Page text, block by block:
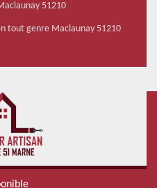
51210
tout genre Maclaunay 51210